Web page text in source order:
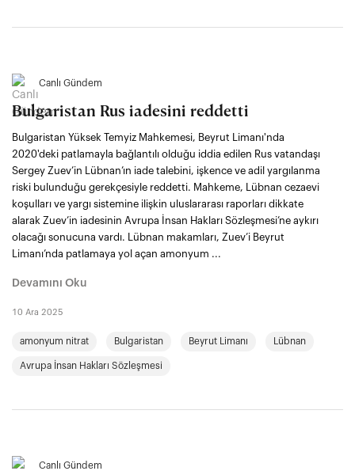
Canlı Gündem
Bulgaristan Rus iadesini reddetti
Bulgaristan Yüksek Temyiz Mahkemesi, Beyrut Limanı'nda
2020'deki patlamayla bağlantılı olduğu iddia edilen Rus vatandaşı
Sergey Zuev’in Lübnan’ın iade talebini, işkence ve adil yargılanma
riski bulunduğu gerekçesiyle reddetti. Mahkeme, Lübnan cezaevi
koşulları ve yargı sistemine ilişkin uluslararası raporları dikkate
alarak Zuev’in iadesinin Avrupa İnsan Hakları Sözleşmesi’ne aykırı
olacağı sonucuna vardı. Lübnan makamları, Zuev’i Beyrut
Limanı’nda patlamaya yol açan amonyum ...
Devamını Oku
10 Ara 2025
amonyum nitrat Bulgaristan Beyrut Limanı Lübnan
Avrupa İnsan Hakları Sözleşmesi
Canlı Gündem